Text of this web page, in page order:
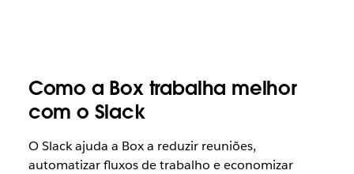
Como a Box trabalha melhor
com o Slack
O Slack ajuda a Box a reduzir reuniões,
automatizar fluxos de trabalho e economizar